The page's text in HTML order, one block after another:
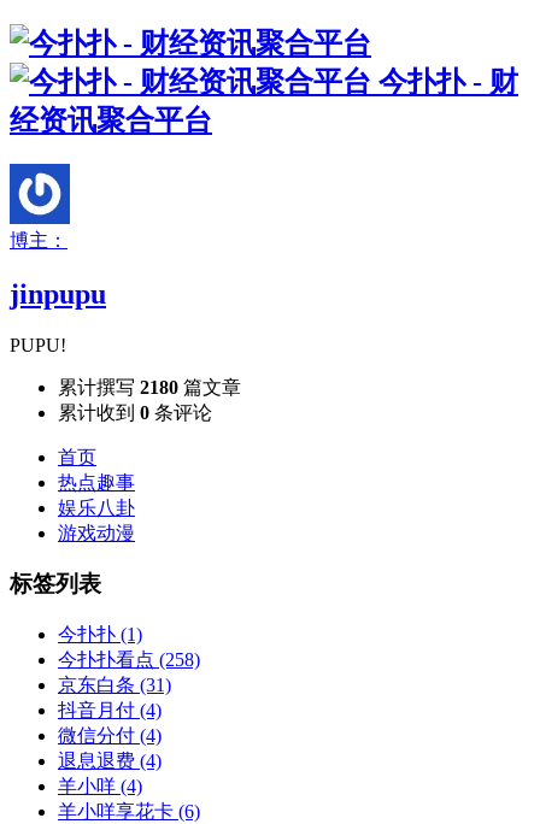
今扑扑 - 财
经资讯聚合平台
博主：
jinpupu
PUPU!
累计撰写 2180 篇文章
累计收到 0 条评论
首页
热点趣事
娱乐八卦
游戏动漫
标签列表
今扑扑 (1)
今扑扑看点 (258)
京东白条 (31)
抖音月付 (4)
微信分付 (4)
退息退费 (4)
羊小咩 (4)
羊小咩享花卡 (6)